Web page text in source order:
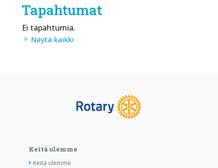
Tapahtumat
Ei tapahtumia.
Näytä kaikki
Keitä olemme
Keitä olemme